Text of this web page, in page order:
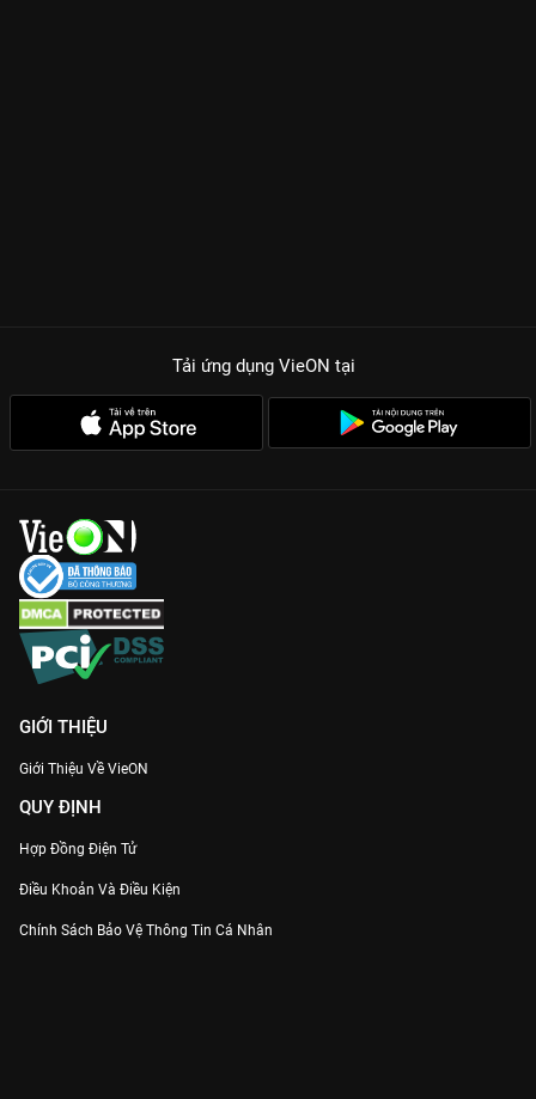
Tải ứng dụng VieON tại
GIỚI THIỆU
Giới Thiệu Về VieON
QUY ĐỊNH
Hợp Đồng Điện Tử
Điều Khoản Và Điều Kiện
Chính Sách Bảo Vệ Thông Tin Cá Nhân